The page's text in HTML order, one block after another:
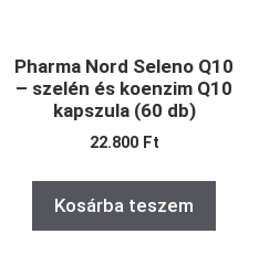
Pharma Nord Seleno Q10
– szelén és koenzim Q10
kapszula (60 db)
22.800 Ft
Kosárba teszem